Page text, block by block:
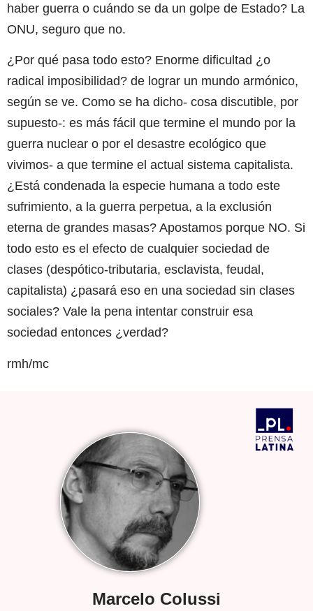
haber guerra o cuándo se da un golpe de Estado? La
ONU, seguro que no.
¿Por qué pasa todo esto? Enorme dificultad ¿o
radical imposibilidad? de lograr un mundo armónico,
según se ve. Como se ha dicho- cosa discutible, por
supuesto-: es más fácil que termine el mundo por la
guerra nuclear o por el desastre ecológico que
vivimos- a que termine el actual sistema capitalista.
¿Está condenada la especie humana a todo este
sufrimiento, a la guerra perpetua, a la exclusión
eterna de grandes masas? Apostamos porque NO. Si
todo esto es el efecto de cualquier sociedad de
clases (despótico-tributaria, esclavista, feudal,
capitalista) ¿pasará eso en una sociedad sin clases
sociales? Vale la pena intentar construir esa
sociedad entonces ¿verdad?
rmh/mc
Marcelo Colussi